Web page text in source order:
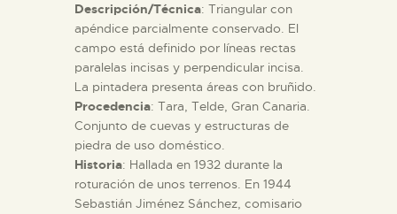
ESPAÑOL
Descripción/Técnica: Triangular con
apéndice parcialmente conservado. El
campo está definido por líneas rectas
paralelas incisas y perpendicular incisa.
La pintadera presenta áreas con bruñido.
Procedencia: Tara, Telde, Gran Canaria.
Conjunto de cuevas y estructuras de
piedra de uso doméstico.
Historia: Hallada en 1932 durante la
roturación de unos terrenos. En 1944
Sebastián Jiménez Sánchez, comisario